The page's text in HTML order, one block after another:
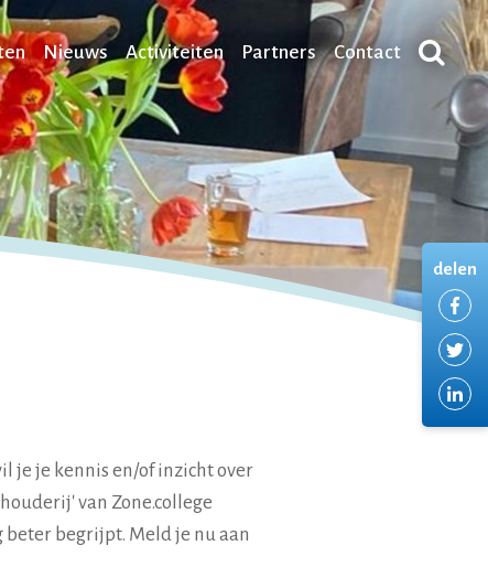
Nieuws Activiteiten Partners Contact
je je kennis en/of inzicht over
van Zone.college
begrijpt. Meld je nu aan
delen